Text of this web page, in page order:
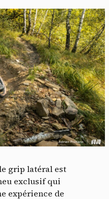
grip latéral est
exclusif qui
expérience de